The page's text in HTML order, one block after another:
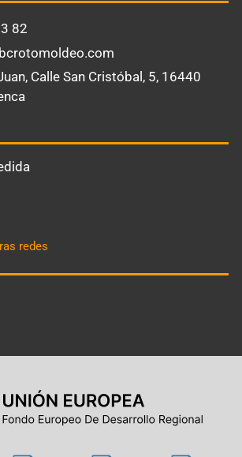
82
Calle San Cristóbal, 5, 16440
redes